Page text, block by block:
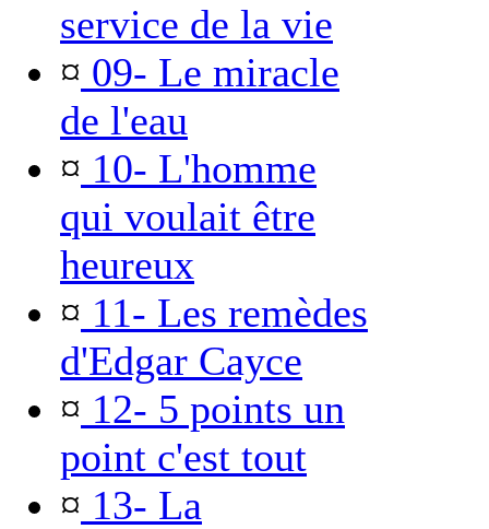
service de la vie
¤ 09- Le miracle
de l'eau
¤ 10- L'homme
qui voulait être
heureux
¤ 11- Les remèdes
d'Edgar Cayce
¤ 12- 5 points un
point c'est tout
¤ 13- La